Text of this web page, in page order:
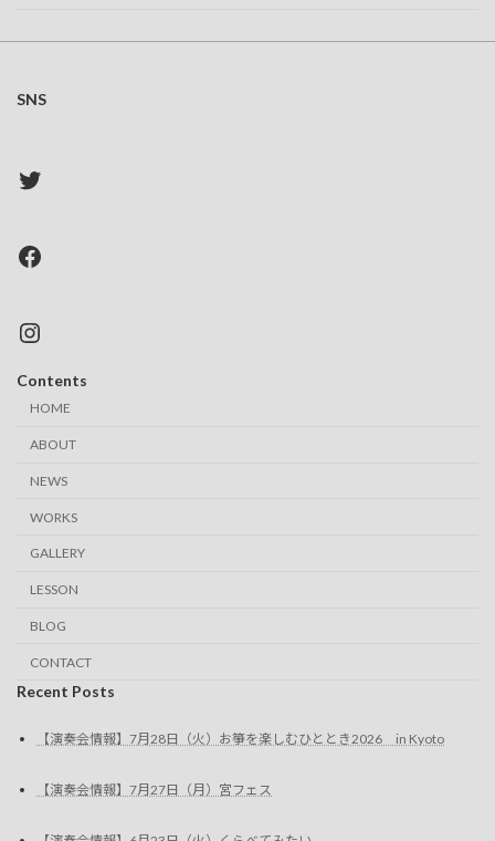
SNS
Twitter
Facebook
Instagram
Contents
HOME
ABOUT
NEWS
WORKS
GALLERY
LESSON
BLOG
CONTACT
Recent Posts
【演奏会情報】7月28日（火）お箏を楽しむひととき2026 in Kyoto
【演奏会情報】7月27日（月）宮フェス